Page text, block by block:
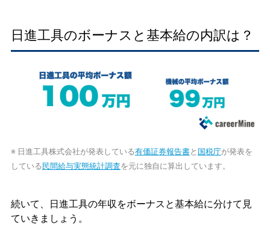
日進工具のボーナスと基本給の内訳は？
※ 日進工具株式会社が発表している有価証券報告書と 国税庁が発表を
している 民間給与実態統計調査を元に独自に算出しています。
続いて、日進工具の年収をボーナスと基本給に分けて見
ていきましょう。